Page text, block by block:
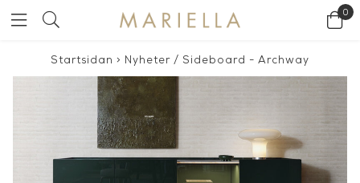
0
Startsidan > Nyheter / Sideboard - Archway